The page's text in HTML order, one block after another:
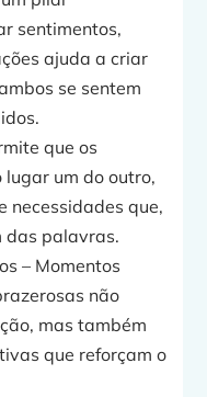
sentimentos,
ajuda a criar
se sentem
que os
lugar um do outro,
necessidades que,
das palavras.
– Momentos
não
mas também
que reforçam o